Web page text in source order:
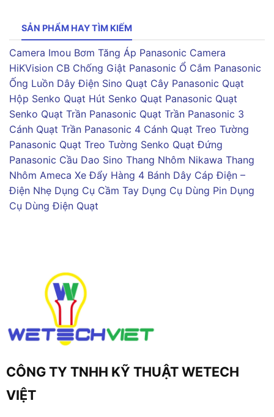
SẢN PHẨM HAY TÌM KIẾM
Camera Imou Bơm Tăng Áp Panasonic Camera
HiKVision CB Chống Giật Panasonic Ổ Cắm Panasonic
Ống Luồn Dây Điện Sino Quạt Cây Panasonic Quạt
Hộp Senko Quạt Hút Senko Quạt Panasonic Quạt
Senko Quạt Trần Panasonic Quạt Trần Panasonic 3
Cánh Quạt Trần Panasonic 4 Cánh Quạt Treo Tường
Panasonic Quạt Treo Tường Senko Quạt Đứng
Panasonic Cầu Dao Sino Thang Nhôm Nikawa Thang
Nhôm Ameca Xe Đẩy Hàng 4 Bánh Dây Cáp Điện –
Điện Nhẹ Dụng Cụ Cầm Tay Dụng Cụ Dùng Pin Dụng
Cụ Dùng Điện Quạt
CÔNG TY TNHH KỸ THUẬT WETECH
VIỆT